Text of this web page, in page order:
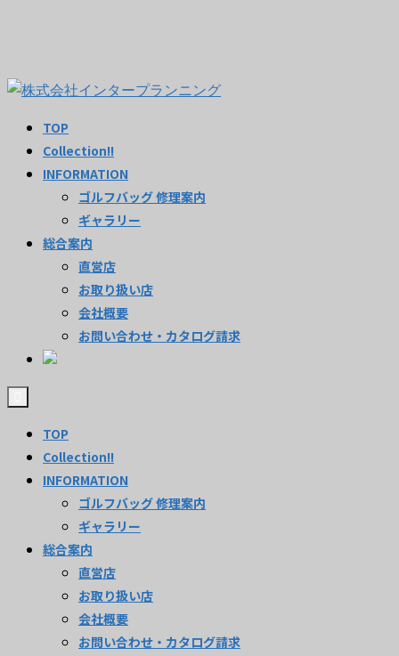
TOP
Collection!!
INFORMATION
ゴルフバッグ 修理案内
ギャラリー
総合案内
直営店
お取り扱い店
会社概要
お問い合わせ・カタログ請求
TOP
Collection!!
INFORMATION
ゴルフバッグ 修理案内
ギャラリー
総合案内
直営店
お取り扱い店
会社概要
お問い合わせ・カタログ請求